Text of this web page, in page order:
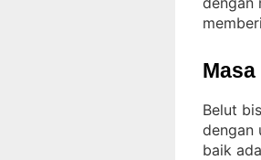
Belut
dengan
baik